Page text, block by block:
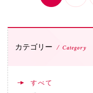
カテゴリー Category
すべて